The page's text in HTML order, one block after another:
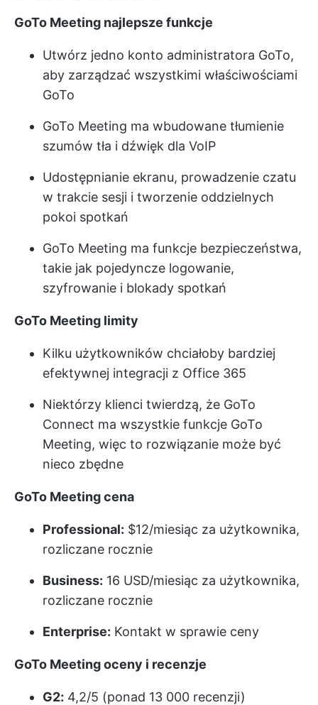
GoTo Meeting najlepsze funkcje
Utwórz jedno konto administratora GoTo,
aby zarządzać wszystkimi właściwościami
GoTo
GoTo Meeting ma wbudowane tłumienie
szumów tła i dźwięk dla VoIP
Udostępnianie ekranu, prowadzenie czatu
w trakcie sesji i tworzenie oddzielnych
pokoi spotkań
GoTo Meeting ma funkcje bezpieczeństwa,
takie jak pojedyncze logowanie,
szyfrowanie i blokady spotkań
GoTo Meeting limity
Kilku użytkowników chciałoby bardziej
efektywnej integracji z Office 365
Niektórzy klienci twierdzą, że GoTo
Connect ma wszystkie funkcje GoTo
Meeting, więc to rozwiązanie może być
nieco zbędne
GoTo Meetingcena
Professional: $12/miesiąc za użytkownika,
rozliczane rocznie
Business: 16 USD/miesiąc za użytkownika,
rozliczane rocznie
Enterprise: Kontakt w sprawie ceny
GoTo Meetingoceny i recenzje
G2: 4,2/5 (ponad 13 000 recenzji)